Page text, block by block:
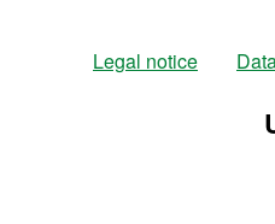
Legal notice